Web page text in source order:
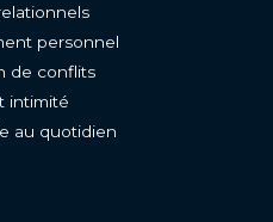
personnel
de conflits
intimité
au quotidien